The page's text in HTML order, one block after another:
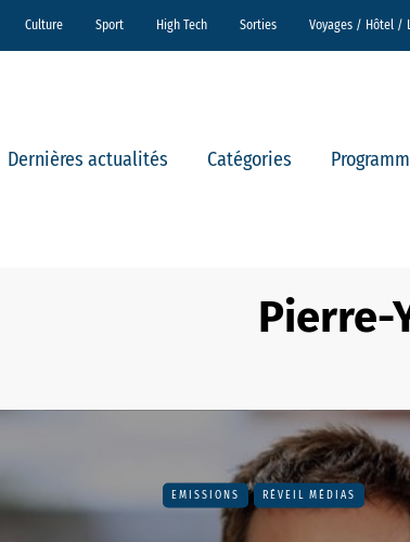
Culture Sport High Tech Sorties Voyages / Hôtel /
Dernières actualités Catégories
Pierre-
EMISSIONS RÉVEIL MÉDIAS